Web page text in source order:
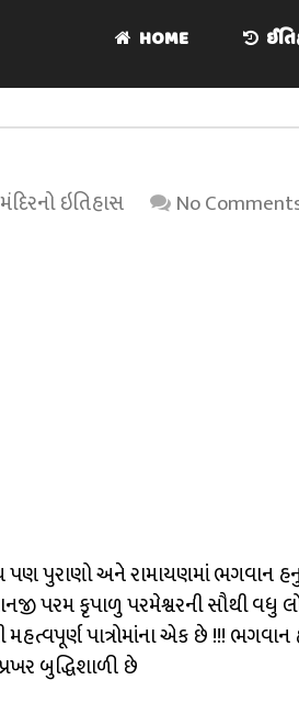
HOME
મંદિરનો ઇતિહાસ No
પુરાણો અને રામાયણમાં ભગવાન
પરમ કૃપાળુ પરમેશ્વરની સૌથી વધુ
પાત્રોમાંના એક છે !!! ભગવાન
બુદ્ધિશાળી છે